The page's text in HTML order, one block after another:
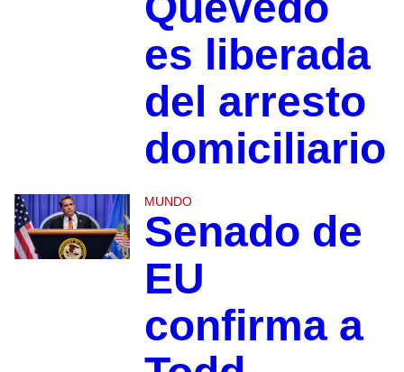
es liberada
del arresto
domiciliario
MUNDO
Senado de
EU
confirma a